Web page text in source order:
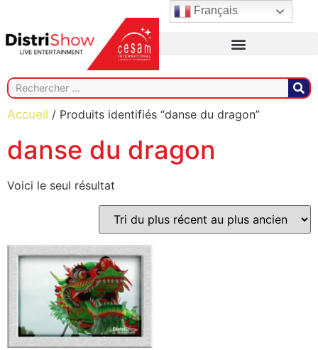
Accueil / Produits identifiés “danse du dragon”
danse du dragon
Voici le seul résultat
Français